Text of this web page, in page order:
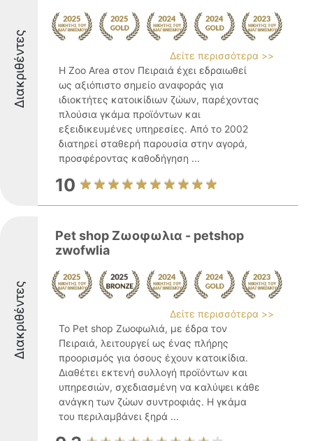
Διακριθέντες
Δείτε περισσότερα >>
Η Zoo Area στον Πειραιά έχει εδραιωθεί
ως αξιόπιστο σημείο αναφοράς για
ιδιοκτήτες κατοικίδιων ζώων, παρέχοντας
πλούσια γκάμα προϊόντων και
εξειδικευμένες υπηρεσίες. Από το 2002
διατηρεί σταθερή παρουσία στην αγορά,
προσφέροντας καθοδήγηση ...
10
Διακριθέντες
Pet shop Ζωοφωλια - petshop
zwofwlia
Δείτε περισσότερα >>
Το Pet shop Ζωοφωλιά, με έδρα τον
Πειραιά, λειτουργεί ως ένας πλήρης
προορισμός για όσους έχουν κατοικίδια.
Διαθέτει εκτενή συλλογή προϊόντων και
υπηρεσιών, σχεδιασμένη να καλύψει κάθε
ανάγκη των ζώων συντροφιάς. Η γκάμα
του περιλαμβάνει ξηρά ...